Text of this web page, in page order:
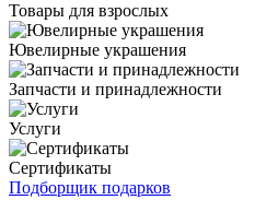
Товары для взрослых
Ювелирные украшения
Запчасти и принадлежности
Услуги
Сертификаты
Подборщик подарков